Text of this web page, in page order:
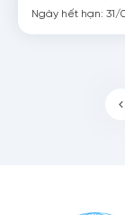
Aichiken –
Ngày hết hạn:
Nội dung